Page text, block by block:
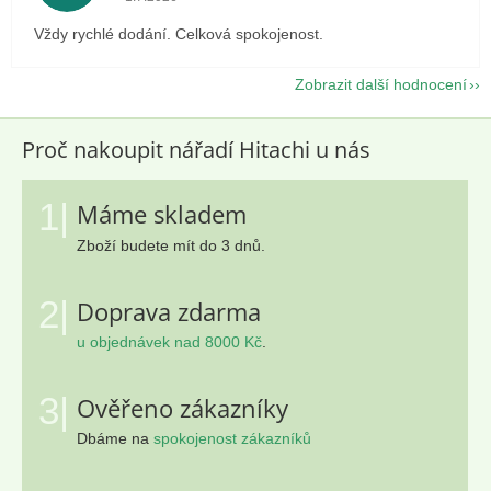
Vždy rychlé dodání. Celková spokojenost.
Zobrazit další hodnocení
Proč nakoupit nářadí Hitachi u nás
1| Máme skladem
Zboží budete mít do 3 dnů.
2| Doprava zdarma
u objednávek nad 8000 Kč.
3| Ověřeno zákazníky
Dbáme na spokojenost zákazníků